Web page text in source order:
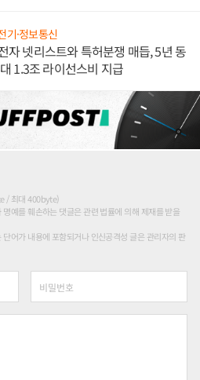
기·정보통신
자 넷리스트와 특허분쟁 매듭, 5년 동
1.3조 라이선스비 지급
/ 최대 400byte)
예를 훼손하는 댓글은 관련 법률에 의해 제재를 받을
어가 내용에 포함되거나 인신공격성 글은 관리자의 판